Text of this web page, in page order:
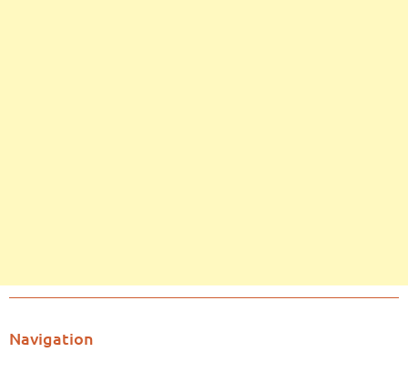
Navigation